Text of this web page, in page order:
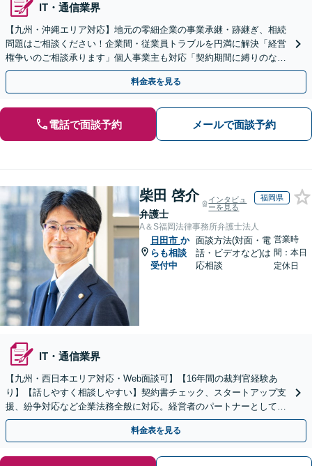
IT・通信業界
【九州・沖縄エリア対応】地元の零細企業の事業承継・跡継ぎ、相続
問題はご相談ください！企業間・従業員トラブルを円満に解決「経営
権争いのご相談承ります」個人事業主も対応「契約期間に縛りのない
顧問契約あり」【夜間・休日面談｜ビデオ面談対応】
料金表を見る
電話で面談予約 メールで面談予約
柴田 啓介
弁護士
インタビュ
ーを見る
福岡県
A＆S福岡法律事務所弁護士法人
日田市 か
らも相談
受付中
面談方法(対面・電
話・ビデオなど)は
応相談
営業時
間：本日
定休日
IT・通信業界
【九州・西日本エリア対応・Web面談可】【16年間の裁判官経験あ
り】【話しやすく相談しやすい】契約書チェック、スタートアップ支
援、紛争対応など企業法務全般に対応。経営者のパートナーとして伴
走し、依頼者さまのビジネスをサポートします！
料金表を見る